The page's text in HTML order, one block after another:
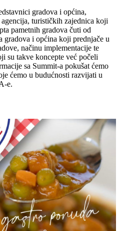
gradova i općina,
turističkih zajednica koji
pametnih gradova čuti od
i općina koji prednjače u
načinu implementacije te
su takve koncepte već počeli
sa Summit-a pokušat ćemo
ćemo u budućnosti razvijati u
e.